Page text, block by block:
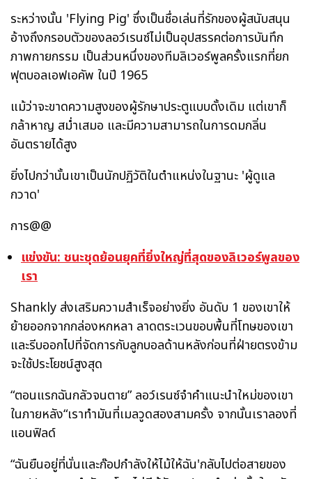
ระหว่างนั้น 'Flying Pig' ซึ่งเป็นชื่อเล่นที่รักของผู้สนับสนุน
อ้างถึงกรอบตัวของลอว์เรนซ์ไม่เป็นอุปสรรคต่อการบันทึก
ภาพกายกรรม เป็นส่วนหนึ่งของทีมลิเวอร์พูลครั้งแรกที่ยก
ฟุตบอลเอฟเอคัพ ในปี 1965
แม้ว่าจะขาดความสูงของผู้รักษาประตูแบบดั้งเดิม แต่เขาก็
กล้าหาญ สม่ำเสมอ และมีความสามารถในการดมกลิ่น
อันตรายได้สูง
ยิ่งไปกว่านั้นเขาเป็นนักปฏิวัติในตำแหน่งในฐานะ 'ผู้ดูแล
กวาด'
การ@@
แข่งขัน: ชนะชุดย้อนยุคที่ยิ่งใหญ่ที่สุดของลิเวอร์พูลของ
เรา
Shankly ส่งเสริมความสำเร็จอย่างยิ่ง อันดับ 1 ของเขาให้
ย้ายออกจากกล่องหกหลา ลาดตระเวนขอบพื้นที่โทษของเขา
และรีบออกไปที่จัดการกับลูกบอลด้านหลังก่อนที่ฝ่ายตรงข้าม
จะใช้ประโยชน์สูงสุด
“ตอนแรกฉันกลัวจนตาย” ลอว์เรนซ์จำคำแนะนำใหม่ของเขา
ในภายหลัง“เราทำมันที่เมลวูดสองสามครั้ง จากนั้นเราลองที่
แอนฟิลด์
“ฉันยืนอยู่ที่นั่นและก๊อปกำลังให้ไม้ให้ฉัน'กลับไปต่อสายของ